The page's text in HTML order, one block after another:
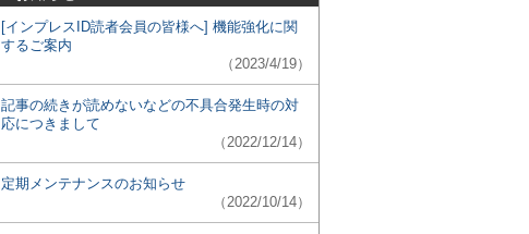
[インプレスID読者会員の皆様へ] 機能強化に関
するご案内
（2023/4/19）
記事の続きが読めないなどの不具合発生時の対
応につきまして
（2022/12/14）
定期メンテナンスのお知らせ
（2022/10/14）